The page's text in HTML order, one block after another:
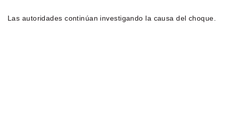
Las autoridades continúan investigando la causa del choque.